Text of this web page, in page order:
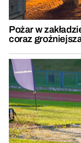
Pożar w
coraz